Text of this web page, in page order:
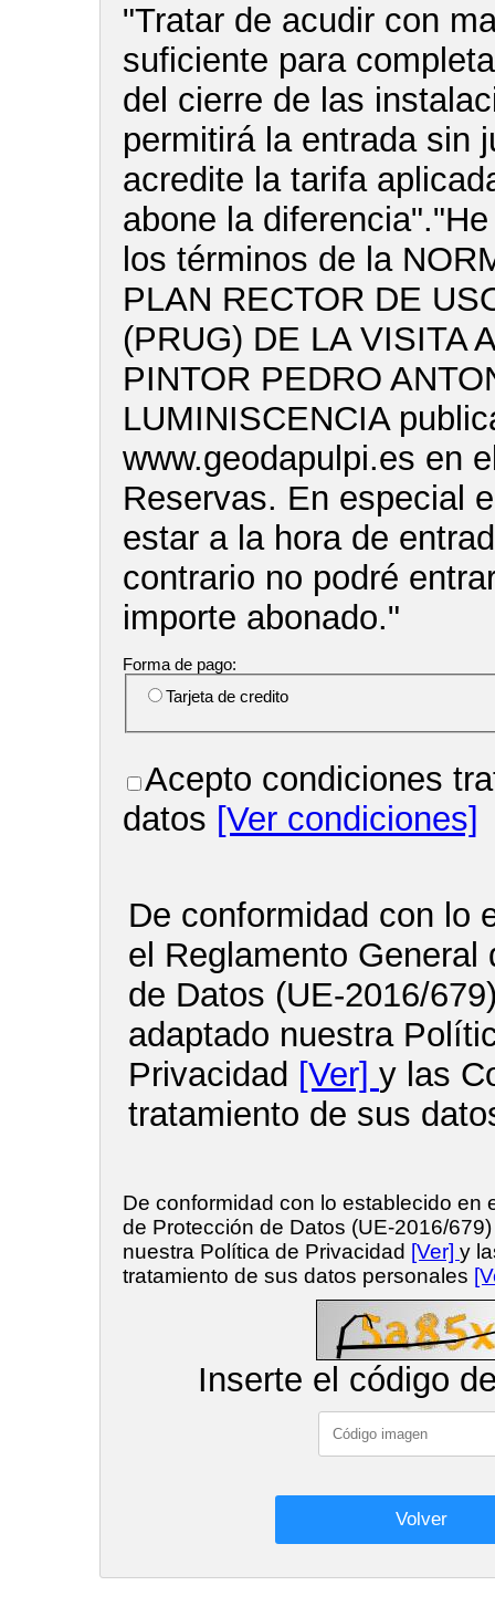
"Tratar de acudir con
suficiente para
del cierre de las
permitirá la entrada sin
acredite la tarifa
abone la
los términos de la
PLAN RECTOR DE
(PRUG) DE LA VISITA
PINTOR PEDRO
LUMINISCENCIA
www.geodapulpi.es en
Reservas. En especial
estar a la hora de
contrario no podré
importe abonado."
Forma de pago:
Tarjeta de credito
Acepto condiciones
datos [Ver condiciones]
De conformidad con lo
el Reglamento General
de Datos (UE-2016/
adaptado nuestra
Privacidad [Ver] y las
tratamiento de sus
De conformidad con lo establecido en
de Protección de Datos (UE-2016/
nuestra Política de Privacidad [Ver] y
tratamiento de sus datos personales
Inserte el código
Volver